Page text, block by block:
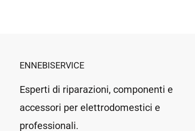
ENNEBISERVICE
Esperti di riparazioni, componenti e
accessori per elettrodomestici e
professionali.